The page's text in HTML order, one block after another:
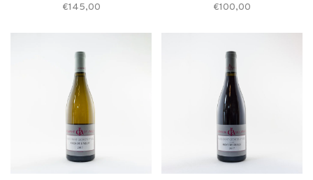
DE L'ARLOT 2017
€145,00
DOMAINE DE L'ARLOT
€100,00